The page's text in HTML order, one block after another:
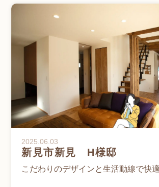
2025.06.03
新見市新見 H様邸
こだわりのデザインと生活動線で快